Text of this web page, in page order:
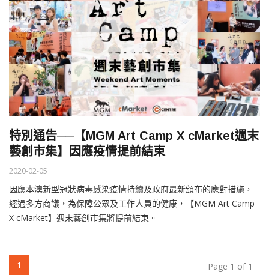
特別通告──【MGM Art Camp X cMarket週末
藝創市集】因應疫情提前結束
2020-02-05
因應本澳新型冠狀病毒感染疫情持續及政府最新頒布的應對措施，
經過多方商議，為保障公眾及工作人員的健康，【MGM Art Camp
X cMarket】週末藝創市集將提前結束。
1 Page 1 of 1